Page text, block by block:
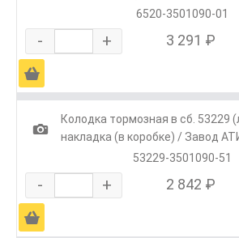
6520-3501090-01
- + 3 291 ₽
Ä
1
Колодка тормозная в сб. 53229
накладка (в коробке) / Завод
53229-3501090-51
- + 2 842 ₽
Ä